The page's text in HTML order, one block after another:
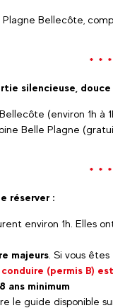
Bellecôte,
* * *
silencieuse,
(environ 1h à
Belle Plagne
* * *
réserver :
environ 1h. Elles
majeurs . Si vous
conduire (permis B)
8 ans minimum
le guide disponible